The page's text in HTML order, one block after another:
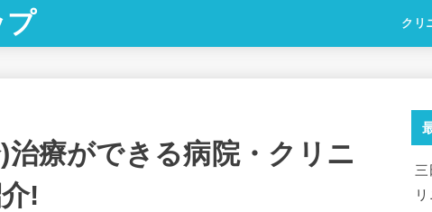
プ クリ
療ができる病院・クリニ
!
三